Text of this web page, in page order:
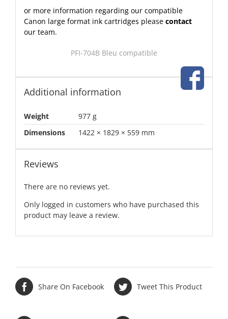
or more information regarding our compatible
Canon large format ink cartridges please contact
our team.
PFI-704B Bleu compatible
Additional information
Weight
977 g
Dimensions
1422 × 1829 × 559 mm
Reviews
There are no reviews yet.
Only logged in customers who have purchased this
product may leave a review.
Share On Facebook Tweet This Product